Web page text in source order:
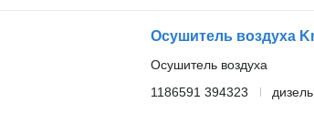
Осушитель воздуха
1186591 394323
дизель